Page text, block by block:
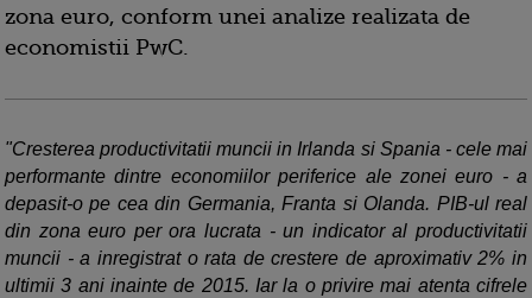
zona euro, conform unei analize realizata de
economistii PwC.
"Cresterea productivitatii muncii in Irlanda si Spania - cele mai
performante dintre economiilor periferice ale zonei euro - a
depasit-o pe cea din Germania, Franta si Olanda. PIB-ul real
din zona euro per ora lucrata - un indicator al productivitatii
muncii - a inregistrat o rata de crestere de aproximativ 2% in
ultimii 3 ani inainte de 2015. Iar la o privire mai atenta cifrele